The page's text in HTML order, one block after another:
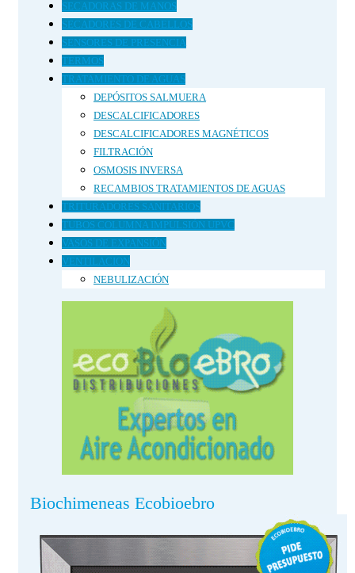
SECADORAS DE MANOS
SECADORES DE CABELLOS
SENSORES DE PRESENCIA
TERMOS
TRATAMIENTO DE AGUAS
DEPÓSITOS SALMUERA
DESCALCIFICADORES
DESCALCIFICADORES MAGNÉTICOS
FILTRACIÓN
OSMOSIS INVERSA
RECAMBIOS TRATAMIENTOS DE AGUAS
TRITURADORES SANITARIOS
TUBOS COLUMNA IMPULSIÓN UPVC
VASOS DE EXPANSIÓN
VENTILACION
NEBULIZACIÓN
Biochimeneas Ecobioebro